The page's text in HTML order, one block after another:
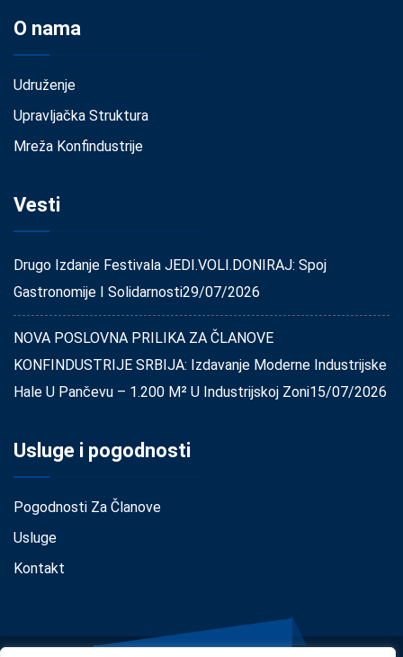
O nama
Udruženje
Upravljačka Struktura
Mreža Konfindustrije
Vesti
Drugo Izdanje Festivala JEDI.VOLI.DONIRAJ: Spoj
Gastronomije I Solidarnosti29/07/2026
NOVA POSLOVNA PRILIKA ZA ČLANOVE
KONFINDUSTRIJE SRBIJA: Izdavanje Moderne Industrijske
Hale U Pančevu – 1.200 M² U Industrijskoj Zoni15/07/2026
Usluge i pogodnosti
Pogodnosti Za Članove
Usluge
Kontakt